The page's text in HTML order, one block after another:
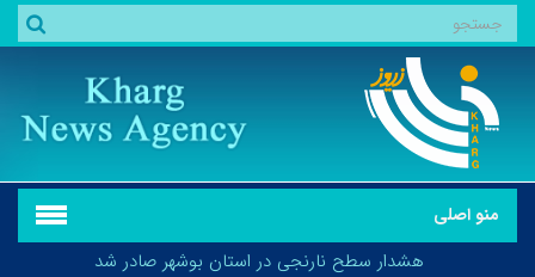
منو اصلی
هشدار سطح نارنجی در استان بوشهر صادر شد